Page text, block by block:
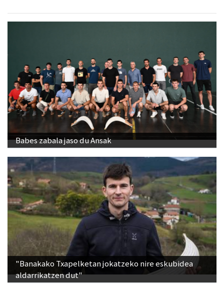
Babes zabala jaso du Ansak
"Banakako Txapelketan jokatzeko nire eskubidea
aldarrikatzen dut"